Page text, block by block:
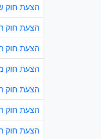
הצעת חוק
הצעת חוק
הצעת חוק
הצעת חוק
הצעת חוק
הצעת חוק
הצעת חוק